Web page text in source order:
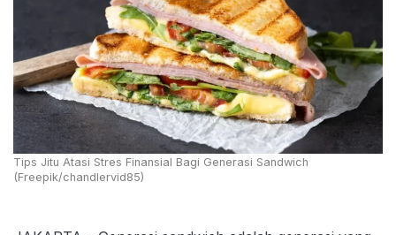
Tips Jitu Atasi Stres Finansial Bagi Generasi Sandwich
(Freepik/chandlervid85)